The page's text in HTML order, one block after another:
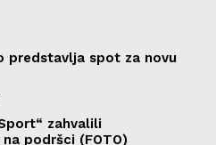
predstavlja spot za novu
zahvalili
podršci (FOTO)